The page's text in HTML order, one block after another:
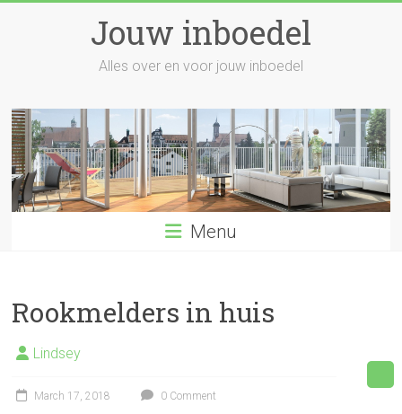
Jouw inboedel
Alles over en voor jouw inboedel
Menu
Rookmelders in huis
Lindsey
March 17, 2018 0 Comment